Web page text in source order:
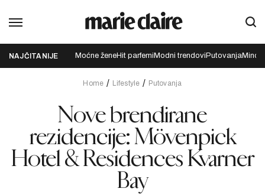
NAJČITANIJE Moćne ženeHit parfemi Modni trendovi Putovanja
Home Lifestyle Putovanja
Nove brendirane
rezidencije: Mövenpick
Hotel & Residences Kvarner
Bay